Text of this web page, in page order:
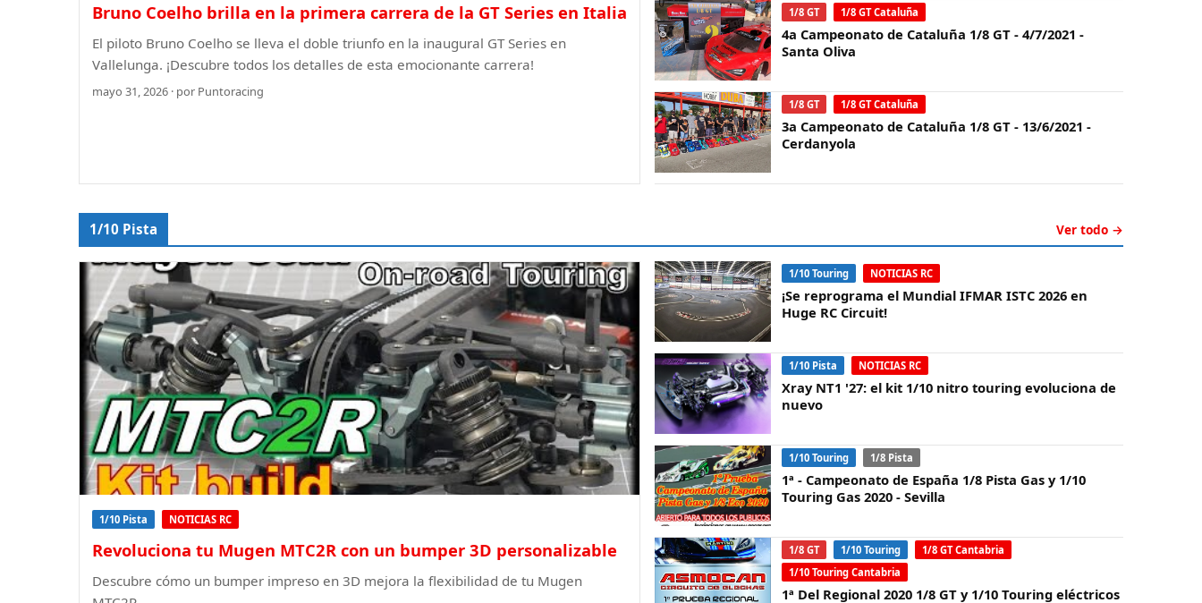
Bruno Coelho brilla en la primera carrera de la GT Series en Italia
El piloto Bruno Coelho se lleva el doble triunfo en la inaugural GT Series en
Vallelunga. ¡Descubre todos los detalles de esta emocionante carrera!
mayo 31, 2026 · por Puntoracing
1/8 GT 1/8 GT Cataluña
4a Campeonato de Cataluña 1/8 GT - 4/7/2021 -
Santa Oliva
1/8 GT 1/8 GT Cataluña
3a Campeonato de Cataluña 1/8 GT - 13/6/2021 -
Cerdanyola
1/10 Pista Ver todo →
1/10 Pista NOTICIAS RC
Revoluciona tu Mugen MTC2R con un bumper 3D personalizable
Descubre cómo un bumper impreso en 3D mejora la flexibilidad de tu Mugen
1/10 Touring NOTICIAS RC
¡Se reprograma el Mundial IFMAR ISTC 2026 en
Huge RC Circuit!
1/10 Pista NOTICIAS RC
Xray NT1 '27: el kit 1/10 nitro touring evoluciona de
nuevo
1/10 Touring 1/8 Pista
1ª - Campeonato de España 1/8 Pista Gas y 1/10
Touring Gas 2020 - Sevilla
1/8 GT 1/10 Touring
1/8 GT Cantabria
1/10 Touring Cantabria
1ª Del Regional 2020 1/8 GT y 1/10 Touring eléctricos